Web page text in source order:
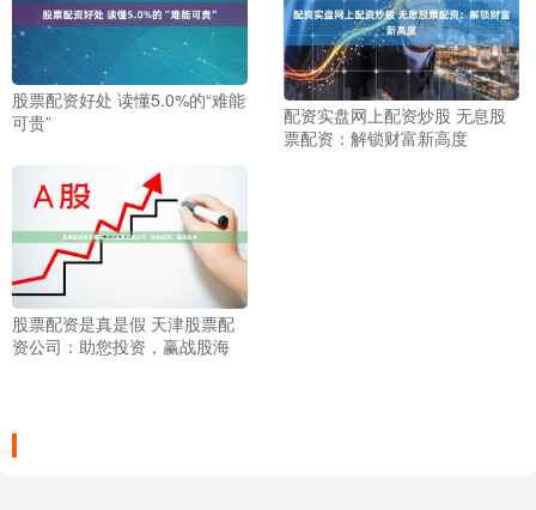
股票配资好处 读懂5.0%的“难能
可贵”
配资实盘网上配资炒股 无息股
票配资：解锁财富新高度
股票配资是真是假 天津股票配
资公司：助您投资，赢战股海